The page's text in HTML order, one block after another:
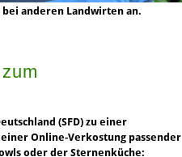
anderen Landwirten an.
(SFD) zu einer
Online-Verkostung passender
oder der Sternenküche: